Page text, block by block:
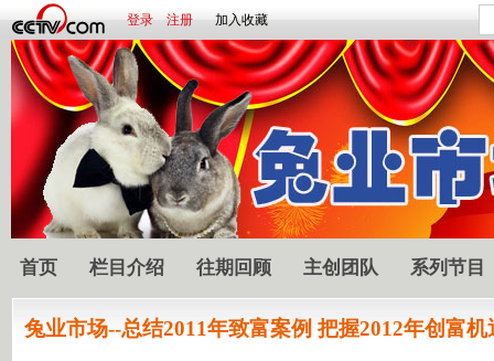
登录 注册 加入收藏
首页 栏目介绍 往期回顾 主创团队 系列节目
兔业市场--总结2011年致富案例 把握2012年创富机